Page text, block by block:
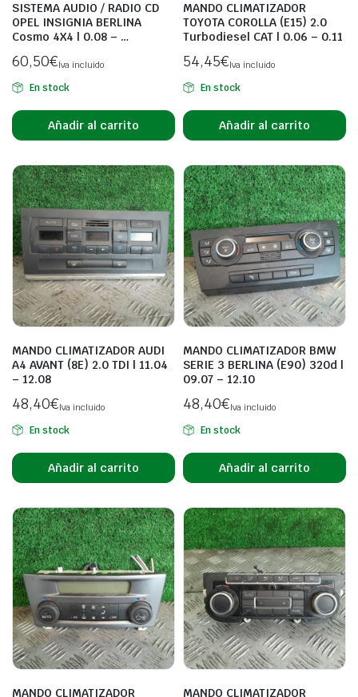
SISTEMA AUDIO / RADIO CD
OPEL INSIGNIA BERLINA
Cosmo 4X4 | 0.08 – …
60,50€Iva incluido
En stock
Añadir al carrito
MANDO CLIMATIZADOR
TOYOTA COROLLA (E15) 2.0
Turbodiesel CAT | 0.06 – 0.11
54,45€Iva incluido
En stock
Añadir al carrito
MANDO CLIMATIZADOR AUDI
A4 AVANT (8E) 2.0 TDI | 11.04
– 12.08
48,40€Iva incluido
En stock
Añadir al carrito
MANDO CLIMATIZADOR BMW
SERIE 3 BERLINA (E90) 320d |
09.07 – 12.10
48,40€Iva incluido
En stock
Añadir al carrito
MANDO CLIMATIZADOR MANDO CLIMATIZADOR